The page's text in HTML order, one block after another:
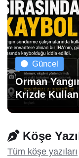
Güncel
Orman
Krizde
Köşe
Tüm köşe yazıları